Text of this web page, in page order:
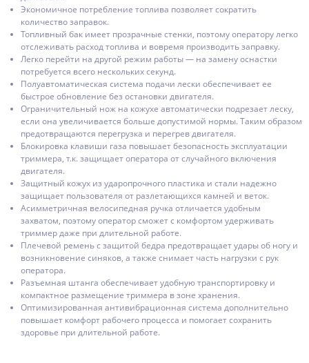
Экономичное потребление топлива позволяет сократить
количество заправок.
Топливный бак имеет прозрачные стенки, поэтому оператору легко
отслеживать расход топлива и вовремя производить заправку.
Легко перейти на другой режим работы — на замену оснастки
потребуется всего нескольких секунд.
Полуавтоматическая система подачи лески обеспечивает ее
быстрое обновление без остановки двигателя.
Ограничительный нож на кожухе автоматически подрезает леску,
если она увеличивается больше допустимой нормы. Таким образом
предотвращаются перегрузка и перегрев двигателя.
Блокировка клавиши газа повышает безопасность эксплуатации
триммера, т.к. защищает оператора от случайного включения
двигателя.
Защитный кожух из ударопрочного пластика и стали надежно
защищает пользователя от разлетающихся камней и веток.
Асимметричная велосипедная ручка отличается удобным
захватом, поэтому оператор сможет с комфортом удерживать
триммер даже при длительной работе.
Плечевой ремень с защитой бедра предотвращает удары об ногу и
возникновение синяков, а также снимает часть нагрузки с рук
оператора.
Разъемная штанга обеспечивает удобную транспортировку и
компактное размещение триммера в зоне хранения.
Оптимизированная антивибрационная система дополнительно
повышает комфорт рабочего процесса и помогает сохранить
здоровье при длительной работе.